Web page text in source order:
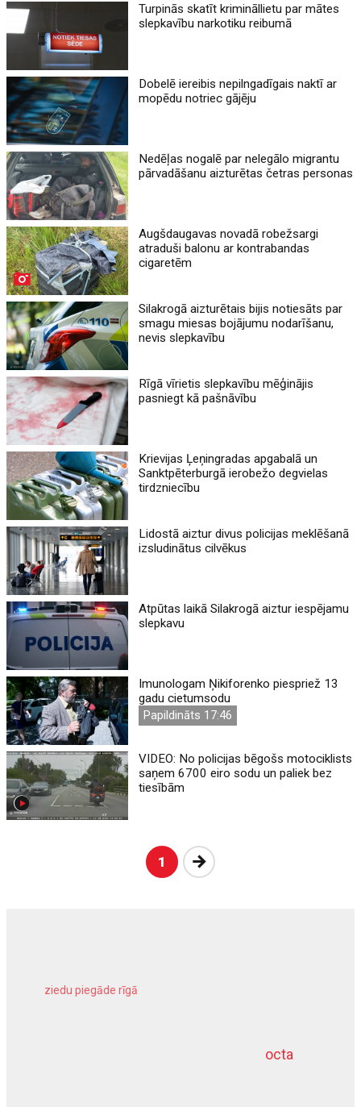
Turpinās skatīt krimināllietu par mātes
slepkavību narkotiku reibumā
Dobelē iereibis nepilngadīgais naktī ar
mopēdu notriec gājēju
Nedēļas nogalē par nelegālo migrantu
pārvadāšanu aizturētas četras personas
Augšdaugavas novadā robežsargi
atraduši balonu ar kontrabandas
cigaretēm
Silakrogā aizturētais bijis notiesāts par
smagu miesas bojājumu nodarīšanu,
nevis slepkavību
Rīgā vīrietis slepkavību mēģinājis
pasniegt kā pašnāvību
Krievijas Ļeņingradas apgabalā un
Sanktpēterburgā ierobežo degvielas
tirdzniecību
Lidostā aiztur divus policijas meklēšanā
izsludinātus cilvēkus
Atpūtas laikā Silakrogā aiztur iespējamu
slepkavu
Imunologam Ņikiforenko piespriež 13
gadu cietumsodu
Papildināts 17:46
VIDEO: No policijas bēgošs motociklists
saņem 6700 eiro sodu un paliek bez
tiesībām
1 Nākošā
octa
ziedu piegāde rīgā
dziļurbums